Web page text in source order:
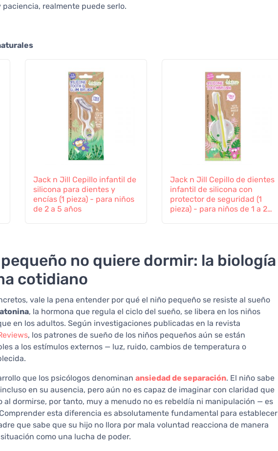
realmente puede serlo.
Jack n Jill Cepillo infantil de
silicona para dientes y
encías (1 pieza) - para niños
de 2 a 5 años
Jack n Jill Cepillo de dientes
infantil de silicona con
protector de seguridad (1
pieza) - para niños de 1 a 2
no quiere dormir: la biología
cotidiano
vale la pena entender por qué el niño pequeño se resiste al sueño
, la hormona que regula el ciclo del sueño, se libera en los niños
en los adultos. Según investigaciones publicadas en la revista
, los patrones de sueño de los niños pequeños aún se están
a los estímulos externos — luz, ruido, cambios de temperatura o
que los psicólogos denominan ansiedad de separación. El niño sabe
en su ausencia, pero aún no es capaz de imaginar con claridad que
al dormirse, por tanto, muy a menudo no es rebeldía ni manipulación — es
esta diferencia es absolutamente fundamental para establecer
que sabe que su hijo no llora por mala voluntad reacciona de manera
como una lucha de poder.